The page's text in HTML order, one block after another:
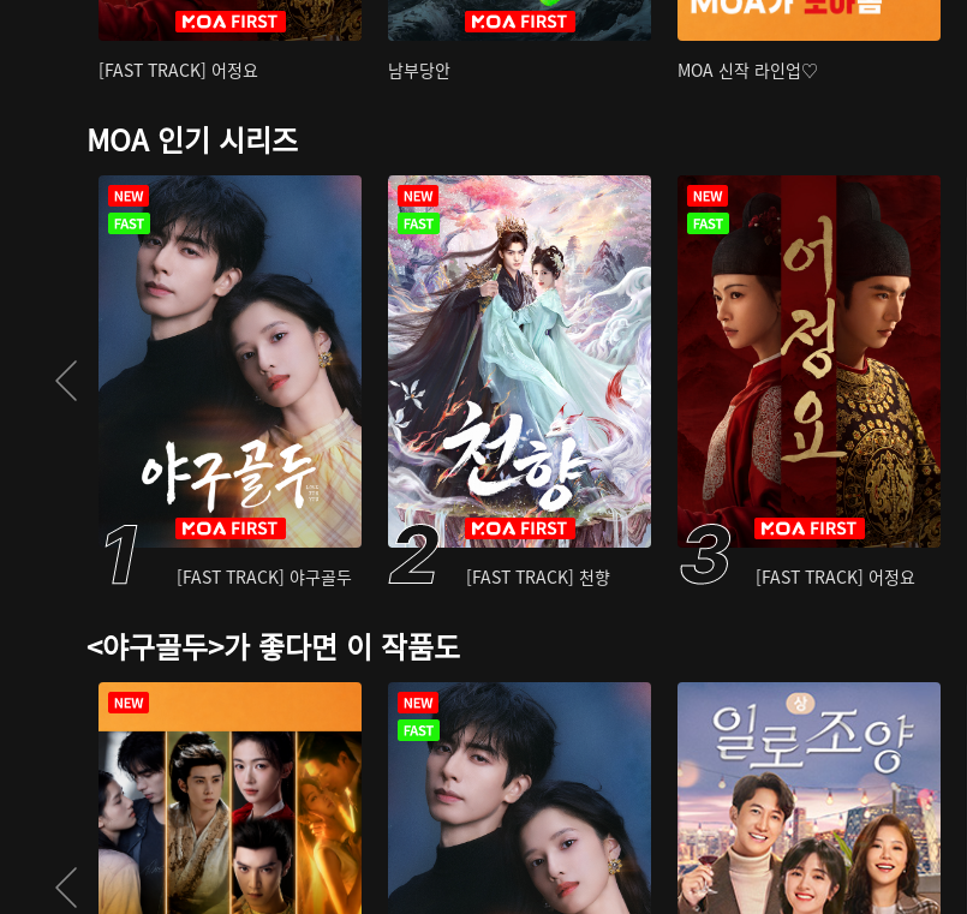
[FAST TRACK] 어정요 남부당안 MOA 신작 라인업♡
MOA 인기 시리즈
[FAST TRACK] 야구골두 [FAST TRACK] 천향 [FAST TRACK] 어정요
<야구골두>가 좋다면 이 작품도